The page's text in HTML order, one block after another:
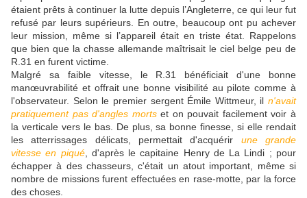
étaient prêts à continuer la lutte depuis l’Angleterre, ce qui leur fut
refusé par leurs supérieurs. En outre, beaucoup ont pu achever
leur mission, même si l’appareil était en triste état. Rappelons
que bien que la chasse allemande maîtrisait le ciel belge peu de
R.31 en furent victime.
Malgré sa faible vitesse, le R.31 bénéficiait d'une bonne
manœuvrabilité et offrait une bonne visibilité au pilote comme à
l'observateur. Selon le premier sergent Émile Wittmeur, il n'avait
pratiquement pas d'angles mortset on pouvait facilement voir à
la verticale vers le bas. De plus, sa bonne finesse, si elle rendait
les atterrissages délicats, permettait d'acquérir une grande
vitesse en piqué, d'après le capitaine Henry de La Lindi ; pour
échapper à des chasseurs, c'était un atout important, même si
nombre de missions furent effectuées en rase-motte, par la force
des choses.